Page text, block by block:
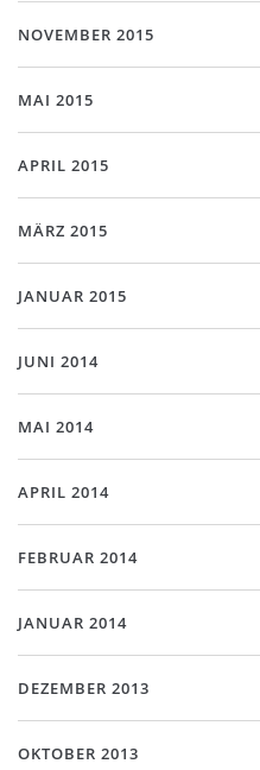
NOVEMBER 2015
MAI 2015
APRIL 2015
MÄRZ 2015
JANUAR 2015
JUNI 2014
MAI 2014
APRIL 2014
FEBRUAR 2014
JANUAR 2014
DEZEMBER 2013
OKTOBER 2013